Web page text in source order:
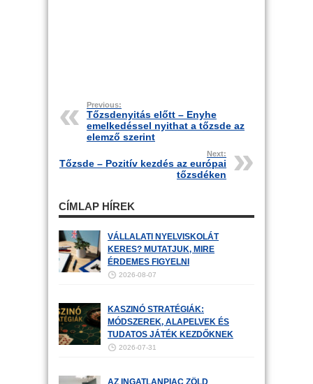
Previous:
Tőzsdenyitás előtt – Enyhe
emelkedéssel nyithat a tőzsde az
elemző szerint
Next:
Tőzsde – Pozitív kezdés az európai
tőzsdéken
CÍMLAP HÍREK
VÁLLALATI NYELVISKOLÁT
KERES? MUTATJUK, MIRE
ÉRDEMES FIGYELNI
2026-08-07
KASZINÓ STRATÉGIÁK:
MÓDSZEREK, ALAPELVEK ÉS
TUDATOS JÁTÉK KEZDŐKNEK
2026-07-31
AZ INGATLANPIAC ZÖLD